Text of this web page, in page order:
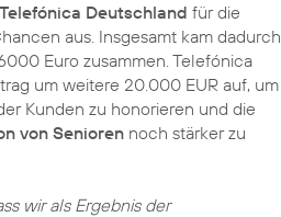
Deutschland für die
aus. Insgesamt kam dadurch
Euro zusammen. Telefónica
um weitere 20.000 EUR auf, um
Kunden zu honorieren und die
von Senioren noch stärker zu
wir als Ergebnis der